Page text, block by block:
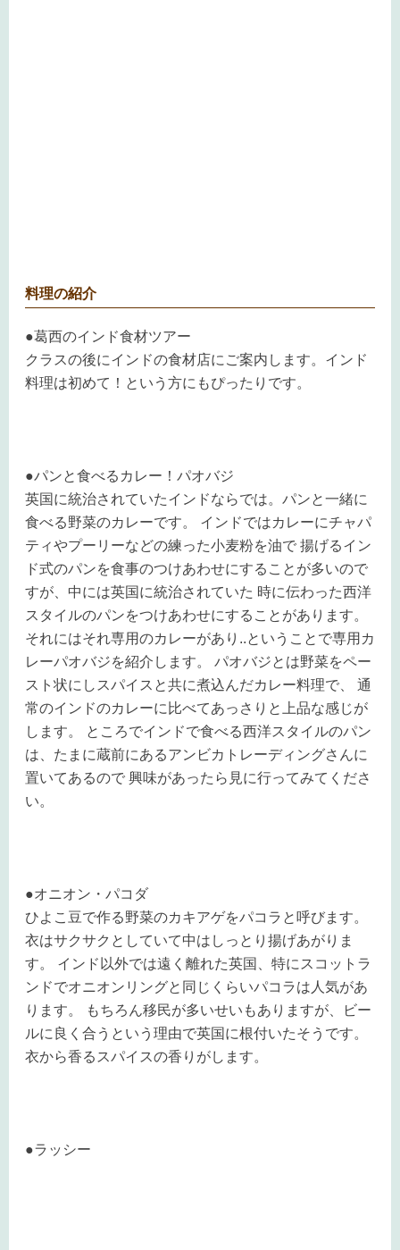
料理の紹介
●葛西のインド食材ツアー
クラスの後にインドの食材店にご案内します。インド
料理は初めて！という方にもぴったりです。
●パンと食べるカレー！パオバジ
英国に統治されていたインドならでは。パンと一緒に
食べる野菜のカレーです。 インドではカレーにチャパ
ティやプーリーなどの練った小麦粉を油で 揚げるイン
ド式のパンを食事のつけあわせにすることが多いので
すが、中には英国に統治されていた 時に伝わった西洋
スタイルのパンをつけあわせにすることがあります。
それにはそれ専用のカレーがあり..ということで専用カ
レーパオバジを紹介します。 パオバジとは野菜をペー
スト状にしスパイスと共に煮込んだカレー料理で、 通
常のインドのカレーに比べてあっさりと上品な感じが
します。 ところでインドで食べる西洋スタイルのパン
は、たまに蔵前にあるアンビカトレーディングさんに
置いてあるので 興味があったら見に行ってみてくださ
い。
●オニオン・パコダ
ひよこ豆で作る野菜のカキアゲをパコラと呼びます。
衣はサクサクとしていて中はしっとり揚げあがりま
す。 インド以外では遠く離れた英国、特にスコットラ
ンドでオニオンリングと同じくらいパコラは人気があ
ります。 もちろん移民が多いせいもありますが、ビー
ルに良く合うという理由で英国に根付いたそうです。
衣から香るスパイスの香りがします。
●ラッシー